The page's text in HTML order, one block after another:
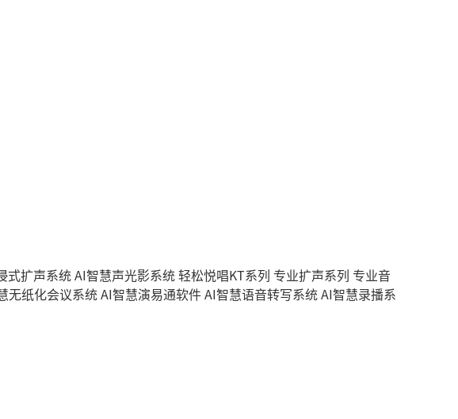
式扩声系统AI智慧声光影系统轻松悦唱KT系列 专业扩声系列 专业音
无纸化会议系统AI智慧演易通软件AI智慧语音转写系统AI智慧录播系